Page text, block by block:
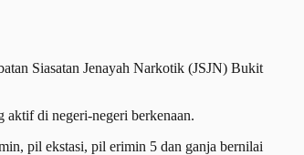
Siasatan Jenayah Narkotik (JSJN) Bukit
aktif di negeri-negeri berkenaan.
pil ekstasi, pil erimin 5 dan ganja bernilai